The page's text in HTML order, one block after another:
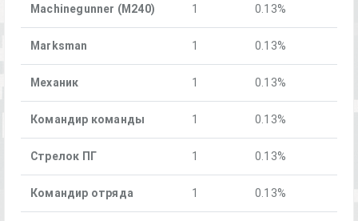
Machinegunner (M240) 1 0.13%
Marksman 1 0.13%
Механик 1 0.13%
Командир команды 1 0.13%
Стрелок ПГ 1 0.13%
Командир отряда 1 0.13%